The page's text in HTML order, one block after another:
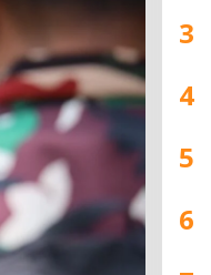
3
4
5
6